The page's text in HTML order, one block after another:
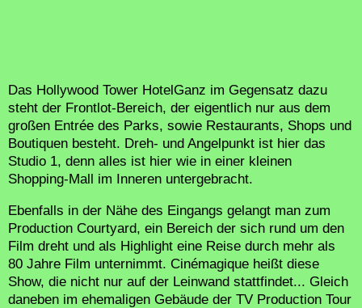
Das Hollywood Tower HotelGanz im Gegensatz dazu
steht der Frontlot-Bereich, der eigentlich nur aus dem
großen Entrée des Parks, sowie Restaurants, Shops und
Boutiquen besteht. Dreh- und Angelpunkt ist hier das
Studio 1, denn alles ist hier wie in einer kleinen
Shopping-Mall im Inneren untergebracht.
Ebenfalls in der Nähe des Eingangs gelangt man zum
Production Courtyard, ein Bereich der sich rund um den
Film dreht und als Highlight eine Reise durch mehr als
80 Jahre Film unternimmt. Cinémagique heißt diese
Show, die nicht nur auf der Leinwand stattfindet... Gleich
daneben im ehemaligen Gebäude der TV Production Tour